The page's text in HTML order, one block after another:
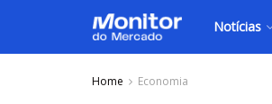
Notícias
Home Economia